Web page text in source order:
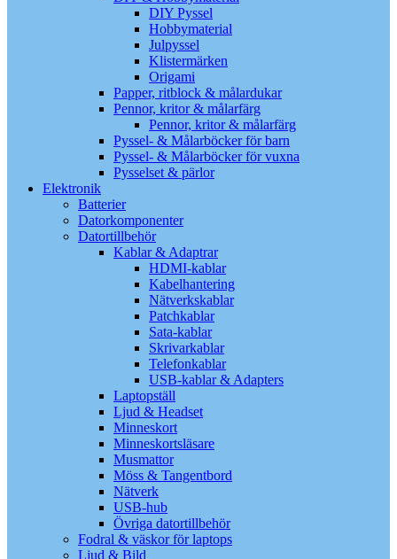
DIY Pyssel
Hobbymaterial
Julpyssel
Klistermärken
Origami
Papper, ritblock & målardukar
Pennor, kritor & målarfärg
Pennor, kritor & målarfärg
Pyssel- & Målarböcker för barn
Pyssel- & Målarböcker för vuxna
Pysselset & pärlor
Elektronik
Batterier
Datorkomponenter
Datortillbehör
Kablar & Adaptrar
HDMI-kablar
Kabelhantering
Nätverkskablar
Patchkablar
Sata-kablar
Skrivarkablar
Telefonkablar
USB-kablar & Adapters
Laptopställ
Ljud & Headset
Minneskort
Minneskortsläsare
Musmattor
Möss & Tangentbord
Nätverk
USB-hub
Övriga datortillbehör
Fodral & väskor för laptops
Ljud & Bild